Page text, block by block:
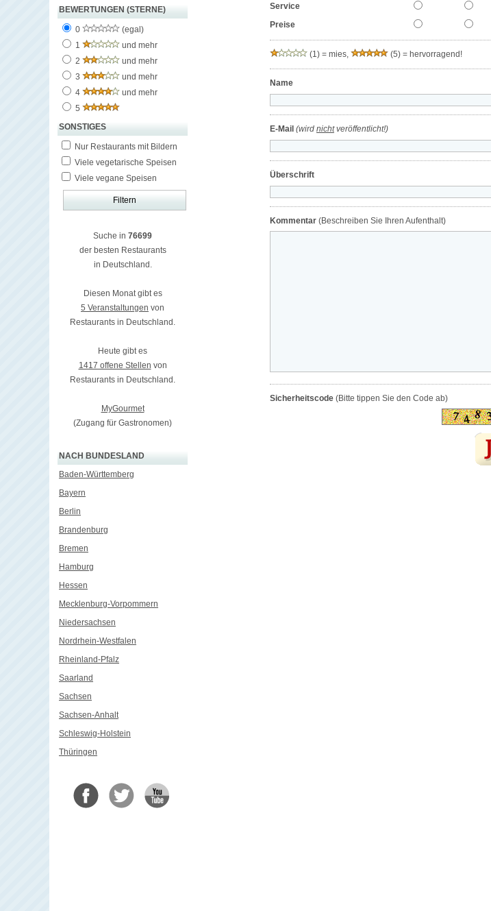
BEWERTUNGEN (STERNE)
0
(egal)
1
und mehr
2
und mehr
3
und mehr
4
und mehr
5
SONSTIGES
Nur Restaurants mit Bildern
Viele vegetarische Speisen
Viele vegane Speisen
Suche in 76699
der besten Restaurants
in Deutschland.
Diesen Monat gibt es
5 Veranstaltungen von
Restaurants in Deutschland.
Heute gibt es
1417 offene Stellen von
Restaurants in Deutschland.
MyGourmet
(Zugang für Gastronomen)
NACH BUNDESLAND
Baden-Württemberg
Bayern
Berlin
Brandenburg
Bremen
Hamburg
Hessen
Mecklenburg-Vorpommern
Niedersachsen
Nordrhein-Westfalen
Rheinland-Pfalz
Saarland
Sachsen
Sachsen-Anhalt
Schleswig-Holstein
Thüringen
Service
Preise
(1) = mies, (5) = hervorragend!
Name
E-Mail (wird nichtveröffentlicht!)
Überschrift
Kommentar (Beschreiben Sie Ihren Aufenthalt)
Sicherheitscode (Bitte tippen Sie den Code ab)